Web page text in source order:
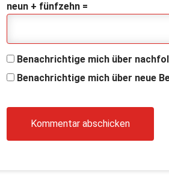
neun + fünfzehn =
Benachrichtige mich über
Benachrichtige mich über neue